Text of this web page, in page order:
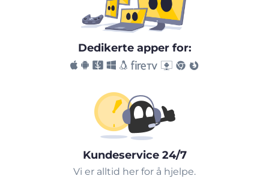
Dedikerte apper for:
Kundeservice 24/7
Vi er alltid her for å hjelpe.